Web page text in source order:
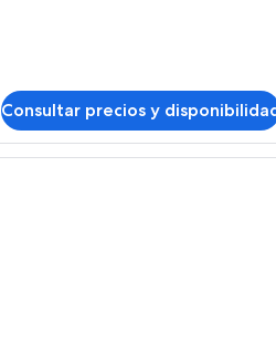
Consultar precios y